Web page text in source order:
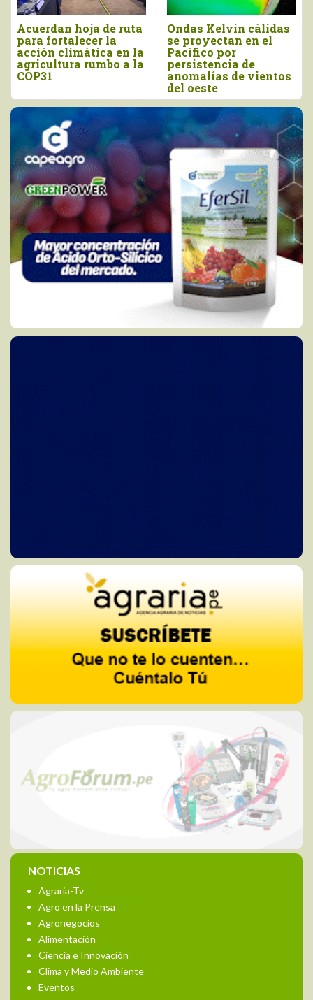
Ondas Kelvin cálidas
se proyectan en el
Pacífico por
persistencia de
anomalías de vientos
“El agro debe
prepararse con
anticipación para
enfrentar los efectos
del Niño Costero”
NOTICIAS
Agraria-Tv
Agro en la Prensa
Agronegocios
Alimentación
Ciencia e Innovación
Clima y Medio Ambiente
Eventos